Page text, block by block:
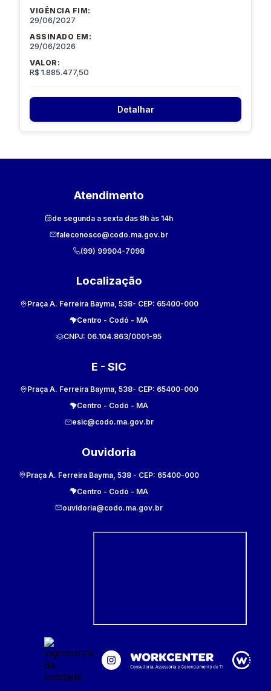
VIGÊNCIA FIM:
29/06/2027
ASSINADO EM:
29/06/2026
VALOR:
R$ 1.885.477,50
Detalhar
Atendimento
de segunda a sexta das 8h às 14h
faleconosco@codo.ma.gov.br
(99) 99904-7098
Localização
Praça A. Ferreira Bayma, 538- CEP: 65400-000
Centro - Codó - MA
CNPJ: 06.104.863/0001-95
E - SIC
Praça A. Ferreira Bayma, 538- CEP: 65400-000
Centro - Codó - MA
esic@codo.ma.gov.br
Ouvidoria
Praça A. Ferreira Bayma, 538 - CEP: 65400-000
Centro - Codó - MA
ouvidoria@codo.ma.gov.br